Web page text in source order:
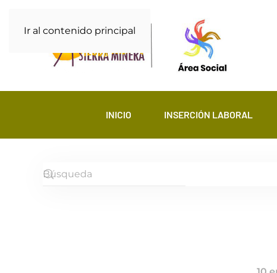
Ir al contenido principal
INICIO INSERCIÓN LABORAL